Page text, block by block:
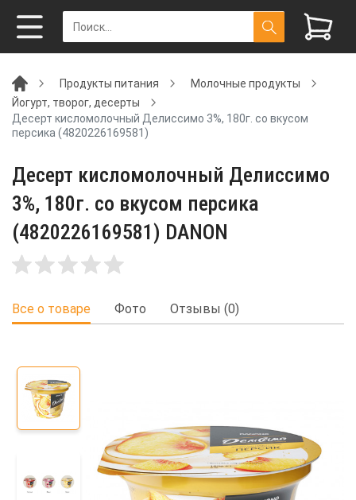
Продукты питания
Молочные продукты
Йогурт, творог, десерты
Десерт кисломолочный Делиссимо 3%, 180г. со вкусом
персика (4820226169581)
Десерт кисломолочный Делиссимо
3%, 180г. со вкусом персика
(4820226169581) DANON
Все о товаре Фото Отзывы (0)